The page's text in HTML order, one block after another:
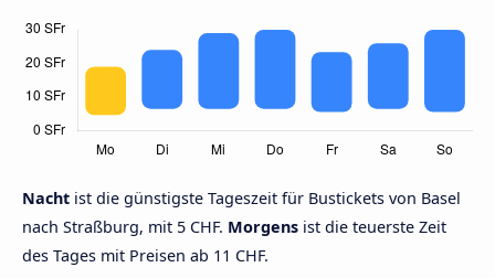
Nacht ist die günstigste Tageszeit für Bustickets von Basel
nach Straßburg, mit 5 CHF. Morgens ist die teuerste Zeit
des Tages mit Preisen ab 11 CHF.